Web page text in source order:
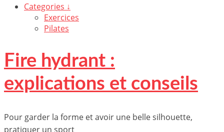
Categories ↓
Exercices
Pilates
Fire hydrant :
explications et conseils
Pour garder la forme et avoir une belle silhouette,
pratiquer un sport